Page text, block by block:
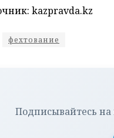
kazpravda.kz
фехтование
Подписывайтесь